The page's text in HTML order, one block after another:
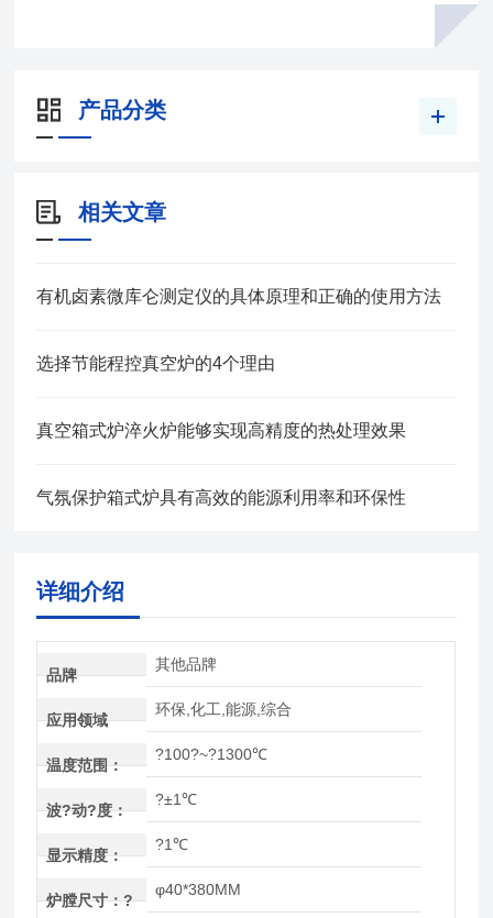
产品分类
相关文章
有机卤素微库仑测定仪的具体原理和正确的使用方法
选择节能程控真空炉的4个理由
真空箱式炉淬火炉能够实现高精度的热处理效果
气氛保护箱式炉具有高效的能源利用率和环保性
详细介绍
品牌
其他品牌
应用领域
环保,化工,能源,综合
温度范围：
?100?~?1300℃
波?动?度：
?±1℃
显示精度：
?1℃
炉膛尺寸：?
φ40*380MM